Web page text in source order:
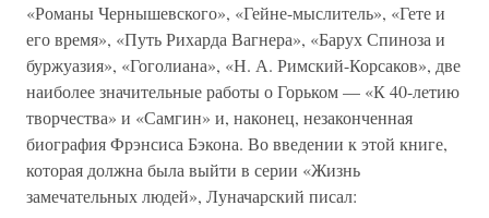
«Романы Чернышевского», «Гейне-мыслитель», «Гете и
его время», «Путь Рихарда Вагнера», «Барух Спиноза и
буржуазия», «Гоголиана», «Н. А. Римский-Корсаков», две
наиболее значительные работы о Горьком — «К 40-летию
творчества» и «Самгин» и, наконец, незаконченная
биография Фрэнсиса Бэкона. Во введении к этой книге,
которая должна была выйти в серии «Жизнь
замечательных людей», Луначарский писал: